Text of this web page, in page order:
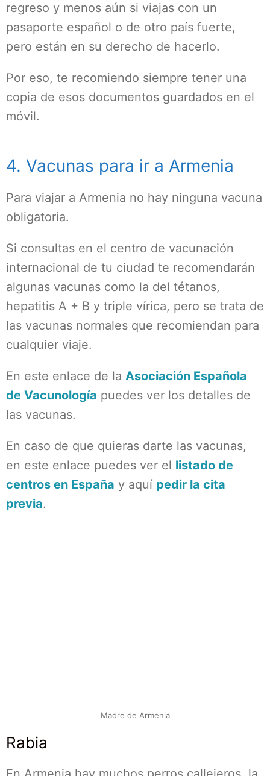
regreso y menos aún si viajas con un
pasaporte español o de otro país fuerte,
pero están en su derecho de hacerlo.
Por eso, te recomiendo siempre tener una
copia de esos documentos guardados en el
móvil.
4. Vacunas para ir a Armenia
Para viajar a Armenia no hay ninguna vacuna
obligatoria.
Si consultas en el centro de vacunación
internacional de tu ciudad te recomendarán
algunas vacunas como la del tétanos,
hepatitis A + B y triple vírica, pero se trata de
las vacunas normales que recomiendan para
cualquier viaje.
En este enlace de la Asociación Española
de Vacunología puedes ver los detalles de
las vacunas.
En caso de que quieras darte las vacunas,
en este enlace puedes ver el listado de
centros en España y aquí pedir la cita
previa.
Madre de Armenia
Rabia